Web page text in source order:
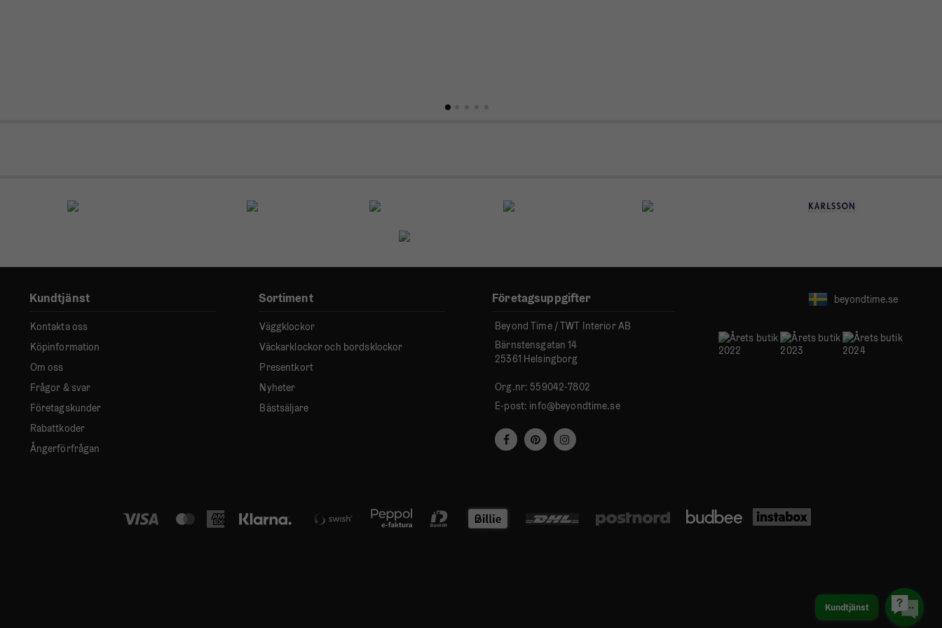
Kundtjänst
Kontakta oss
Köpinformation
Om oss
Frågor & svar
Företagskunder
Rabattkoder
Ångerförfrågan
Sortiment
Väggklockor
Väckarklockor och bordsklockor
Presentkort
Nyheter
Bästsäljare
Företagsuppgifter
Beyond Time / TWT Interior AB
Bärnstensgatan 14
25361 Helsingborg
Org.nr: 559042-7802
E-post: info@beyondtime.se
beyondtime.se
Kundtjänst